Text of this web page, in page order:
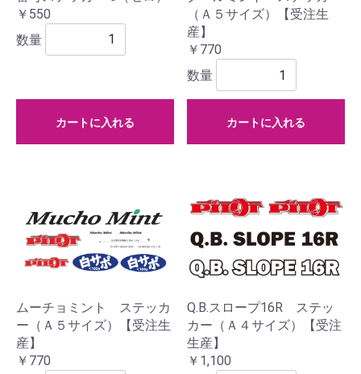
￥550
数量
カートに入れる
（Ａ５サイズ）【受注生
産】
￥770
数量
カートに入れる
ムーチョミント ステッカ
ー（Ａ５サイズ）【受注生
産】
￥770
Q.B.スロープ16R ステッ
カー（Ａ４サイズ）【受注
生産】
￥1,100